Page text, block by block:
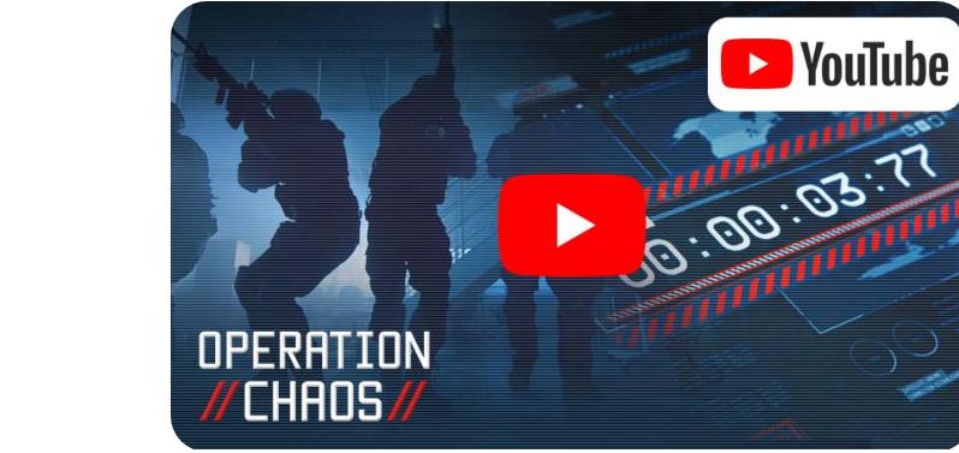
Team im Highscore von Cottbus und erhalten Zugang zu Ihrer ganz persönlichen Bildergalerie.
Das myCityHunt Escape Game macht Cottbus zu Ihrem ganz persönlichen Erlebnisspielplatz.
Holen Sie sich Ihre Tickets in die Welt der Spionage und Geheimagenten und verwandeln Sie
Cottbus in einen Outdoor Escape Room!